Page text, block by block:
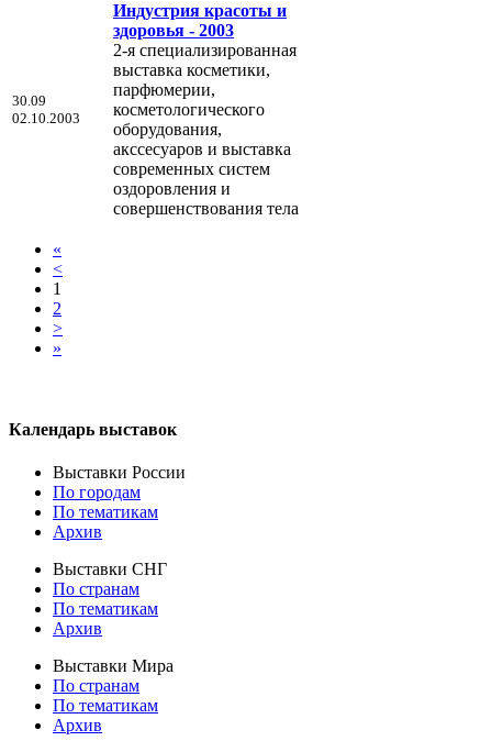
30.09
02.10.2003
Индустрия красоты и
здоровья - 2003
2-я специализированная
выставка косметики,
парфюмерии,
косметологического
оборудования,
акссесуаров и выставка
современных систем
оздоровления и
совершенствования тела
«
<
1
2
>
»
Календарь выставок
Выставки России
По городам
По тематикам
Архив
Выставки СНГ
По странам
По тематикам
Архив
Выставки Мира
По странам
По тематикам
Архив